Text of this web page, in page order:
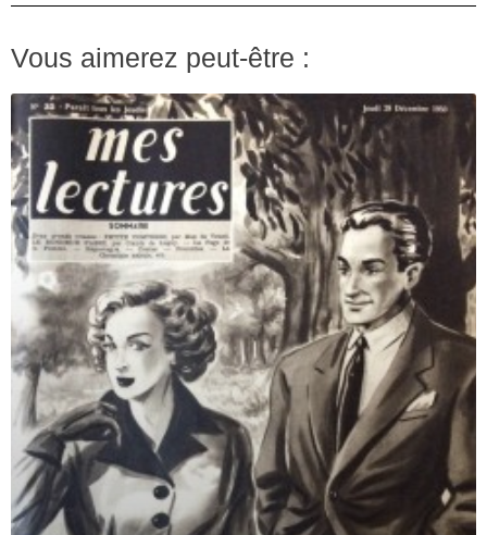
Vous aimerez peut-être :